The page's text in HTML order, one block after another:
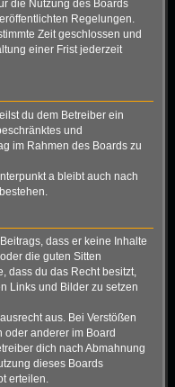
die Nutzung des Boards
Regelungen.
Zeit geschlossen und
einer Frist jederzeit
du dem Betreiber ein
und
im Rahmen des Boards zu
a bleibt auch nach
dass er keine Inhalte
die guten Sitten
dass du das Recht besitzt,
Links und Bilder zu setzen
aus. Bei Verstößen
anderer im Board
dich nach Abmahnung
dieses Boards
erteilen.